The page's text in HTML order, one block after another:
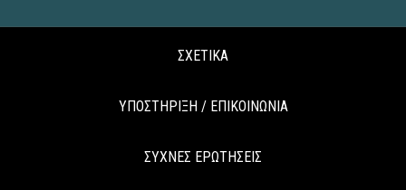
ΣΧΕΤΙΚΑ
ΥΠΟΣΤΗΡΙΞΗ / ΕΠΙΚΟΙΝΩΝΙΑ
ΣΥΧΝΕΣ ΕΡΩΤΗΣΕΙΣ